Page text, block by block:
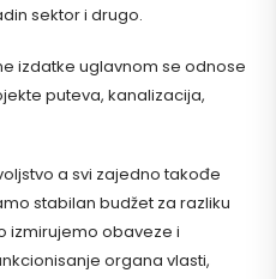
sektor i drugo.
izdatke uglavnom se odnose
puteva, kanalizacija,
a svi zajedno takođe
stabilan budžet za razliku
izmirujemo obaveze i
organa vlasti,